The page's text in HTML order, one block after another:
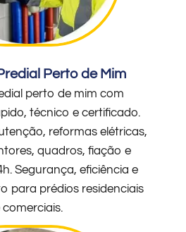
Perto de Mim
perto de mim com
técnico e certificado.
reformas elétricas,
quadros, fiação e
Segurança, eficiência e
para prédios residenciais
comerciais.